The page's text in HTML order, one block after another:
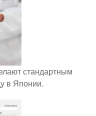
стандартным
в Японии.